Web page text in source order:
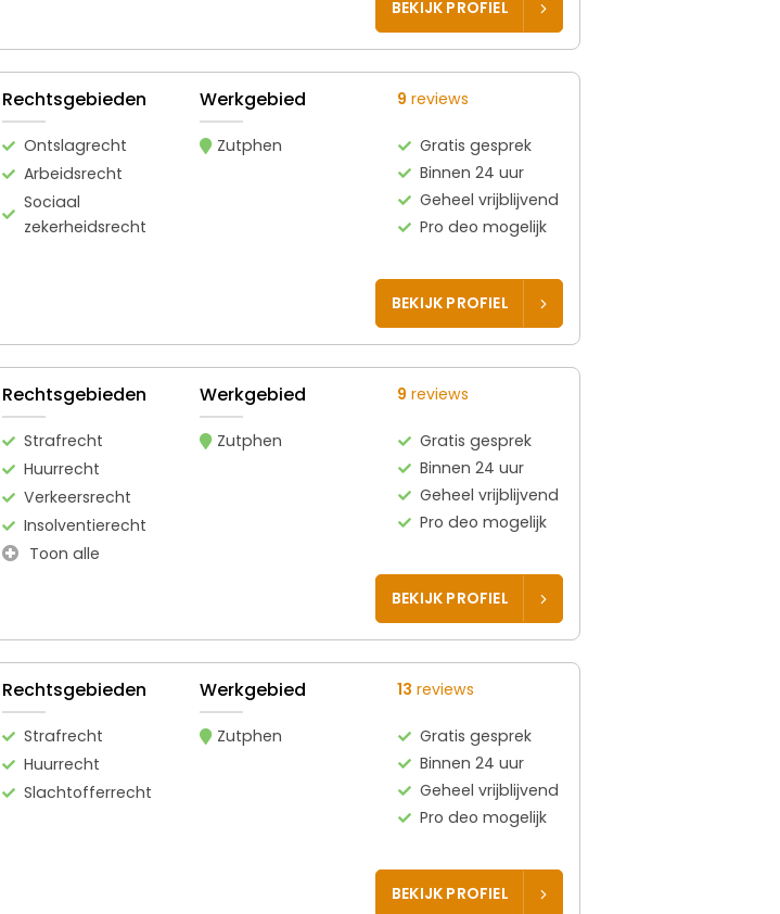
BEKIJK PROFIEL
Rechtsgebieden
Ontslagrecht
Arbeidsrecht
Sociaal
zekerheidsrecht
Werkgebied
Zutphen
9 reviews
Gratis gesprek
Binnen 24 uur
Geheel vrijblijvend
Pro deo mogelijk
BEKIJK PROFIEL
Rechtsgebieden
Strafrecht
Huurrecht
Verkeersrecht
Insolventierecht
Toon alle
Werkgebied
Zutphen
9 reviews
Gratis gesprek
Binnen 24 uur
Geheel vrijblijvend
Pro deo mogelijk
BEKIJK PROFIEL
Rechtsgebieden
Strafrecht
Huurrecht
Slachtofferrecht
Werkgebied
Zutphen
13 reviews
Gratis gesprek
Binnen 24 uur
Geheel vrijblijvend
Pro deo mogelijk
BEKIJK PROFIEL